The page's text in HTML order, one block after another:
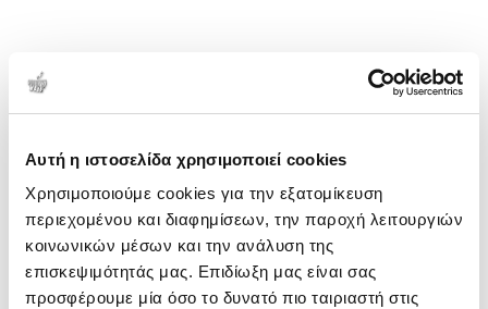
Αυτή η ιστοσελίδα χρησιμοποιεί cookies
Χρησιμοποιούμε cookies για την εξατομίκευση
περιεχομένου και διαφημίσεων, την παροχή λειτουργιών
κοινωνικών μέσων και την ανάλυση της
επισκεψιμότητάς μας. Επιδίωξη μας είναι σας
προσφέρουμε μία όσο το δυνατό πιο ταιριαστή στις